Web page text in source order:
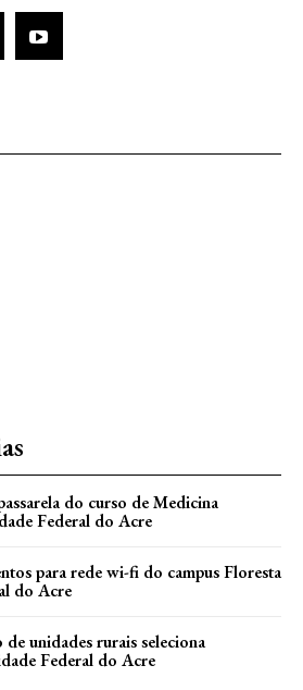
do curso de Medicina
Federal do Acre
para rede wi-fi do campus Floresta
do Acre
unidades rurais seleciona
Federal do Acre